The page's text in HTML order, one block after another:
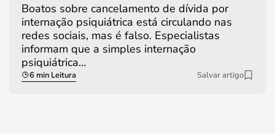
Boatos sobre cancelamento de dívida por
internação psiquiátrica está circulando nas
redes sociais, mas é falso. Especialistas
informam que a simples internação
psiquiátrica…
6 min Leitura Salvar artigo